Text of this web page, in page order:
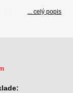
... celý popis